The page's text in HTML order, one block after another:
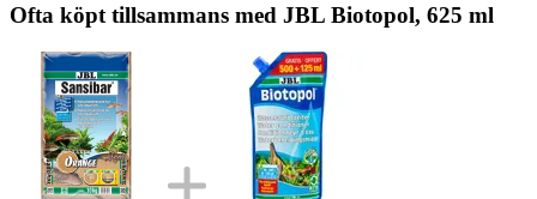
Ofta köpt tillsammans med JBL Biotopol, 625 ml